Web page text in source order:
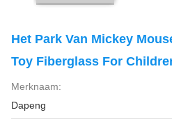
Het Park Van Mickey
Toy Fiberglass For
Merknaam:
Dapeng